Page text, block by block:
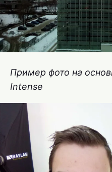
Пример фото на
Intense